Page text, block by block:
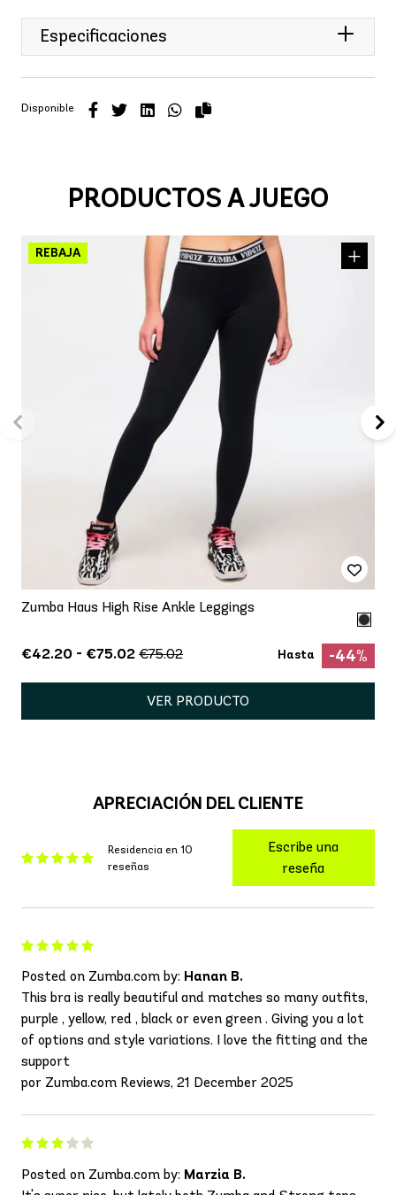
Especificaciones
Disponible
PRODUCTOS A JUEGO
Zumba Haus High Rise Ankle Leggings
€42.20 - €75.02 €75.02 Hasta -44%
VER PRODUCTO
APRECIACIÓN DEL CLIENTE
Residencia en 10
reseñas
Escribe una
reseña
Posted on Zumba.com by: Hanan B.
This bra is really beautiful and matches so many outfits,
purple , yellow, red , black or even green . Giving you a lot
of options and style variations. I love the fitting and the
support
por Zumba.com Reviews, 21 December 2025
Posted on Zumba.com by: Marzia B.